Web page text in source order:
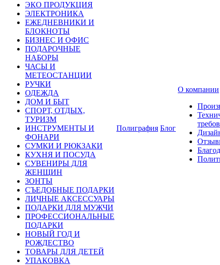
ЭКО ПРОДУКЦИЯ
ЭЛЕКТРОНИКА
ЕЖЕДНЕВНИКИ И
БЛОКНОТЫ
БИЗНЕС И ОФИС
ПОДАРОЧНЫЕ
НАБОРЫ
ЧАСЫ И
МЕТЕОСТАНЦИИ
РУЧКИ
ОДЕЖДА
ДОМ И БЫТ
СПОРТ, ОТДЫХ,
ТУРИЗМ
ИНСТРУМЕНТЫ И
ФОНАРИ
СУМКИ И РЮКЗАКИ
КУХНЯ И ПОСУДА
СУВЕНИРЫ ДЛЯ
ЖЕНЩИН
ЗОНТЫ
СЪЕДОБНЫЕ ПОДАРКИ
ЛИЧНЫЕ АКСЕССУАРЫ
ПОДАРКИ ДЛЯ МУЖЧИ
ПРОФЕССИОНАЛЬНЫЕ
ПОДАРКИ
НОВЫЙ ГОД И
РОЖДЕСТВО
ТОВАРЫ ДЛЯ ДЕТЕЙ
УПАКОВКА
Полиграфия Блог
О компании